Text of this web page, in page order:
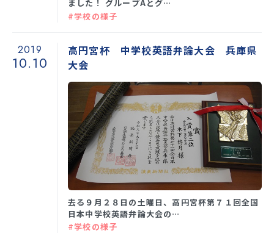
ました！ グループAとグ…
#学校の様子
2019
10.10
高円宮杯 中学校英語弁論大会 兵庫県
大会
去る９月２８日の土曜日、高円宮杯第７１回全国
日本中学校英語弁論大会の…
#学校の様子